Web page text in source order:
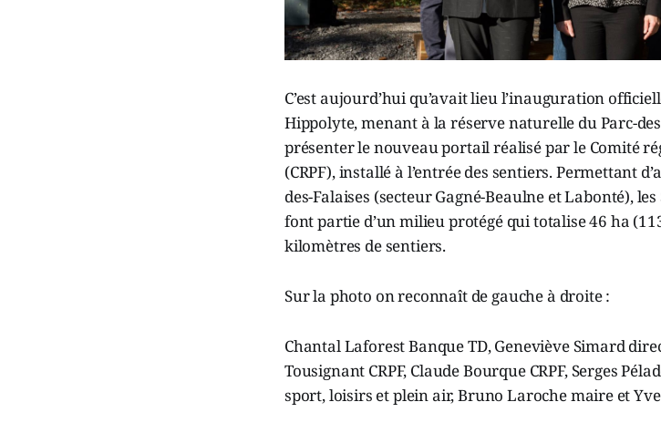
C’est aujourd’hui qu’avait lieu l’inauguration
Hippolyte, menant à la réserve naturelle du Parc-
présenter le nouveau portail réalisé par le Comité
(CRPF), installé à l’entrée des sentiers. Permettant
des-Falaises (secteur Gagné-Beaulne et Labonté),
font partie d’un milieu protégé qui totalise 46 ha
kilomètres de sentiers.
Sur la photo on reconnaît de gauche à droite :
Chantal Laforest Banque TD, Geneviève Simard
Tousignant CRPF, Claude Bourque CRPF, Serges
sport, loisirs et plein air, Bruno Laroche maire et